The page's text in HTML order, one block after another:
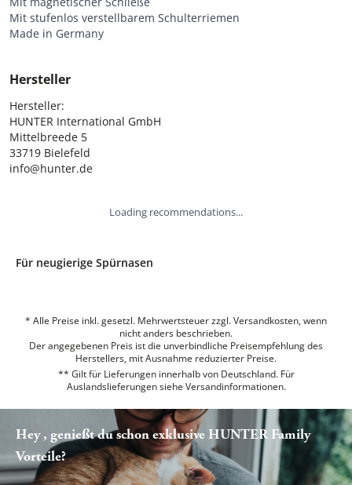
Mit stufenlos verstellbarem Schulterriemen
Made in Germany
Hersteller
Hersteller:
HUNTER International GmbH
Mittelbreede 5
33719 Bielefeld
info@hunter.de
Loading recommendations...
Für neugierige Spürnasen
* Alle Preise inkl. gesetzl. Mehrwertsteuer zzgl. Versandkosten, wenn
nicht anders beschrieben.
Der angegebenen Preis ist die unverbindliche Preisempfehlung des
Herstellers, mit Ausnahme reduzierter Preise.
** Gilt für Lieferungen innerhalb von Deutschland. Für
Auslandslieferungen siehe Versandinformationen.
Hey , genießt du schon exklusive HUNTER Family
Vorteile?